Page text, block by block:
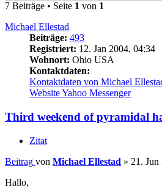
7 Beiträge • Seite 1 von 1
Michael Ellestad
Beiträge: 493
Registriert: 12. Jan 2004, 04:34
Wohnort: Ohio USA
Kontaktdaten:
Kontaktdaten von Michael
WebsiteYahoo Messenger
Third weekend of pyramidal
Zitat
Beitrag von Michael Ellestad » 21. Jun
Hallo,